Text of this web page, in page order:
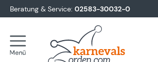
Zur Hauptnavigation springen
Beratung & Service: 02583-30032-0